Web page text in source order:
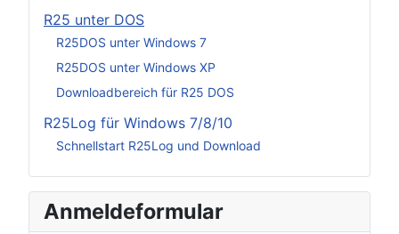
R25 unter DOS
R25DOS unter Windows 7
R25DOS unter Windows XP
Downloadbereich für R25 DOS
R25Log für Windows 7/8/10
Schnellstart R25Log und Download
Anmeldeformular